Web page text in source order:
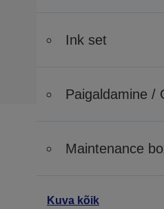
Ink set
Paigaldamine /
Maintenance
Kuva kõik